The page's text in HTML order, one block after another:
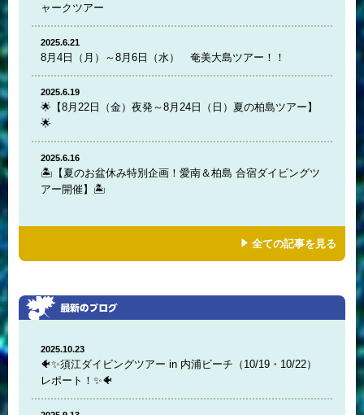
ャークツアー
2025.6.21
8月4日（月）～8月6日（水） 奄美大島ツアー！！
2025.6.19
🌟【8月22日（金）夜発～8月24日（日）夏の柏島ツアー】
🌟
2025.6.16
🏝️【夏のお盆休み特別企画！愛南＆柏島 合宿ダイビングツ
アー開催】🏝️
全ての記事を見る
2025.10.23
🐠✨須江ダイビングツアー in 内浦ビーチ（10/19・10/22）
レポート！✨🐠